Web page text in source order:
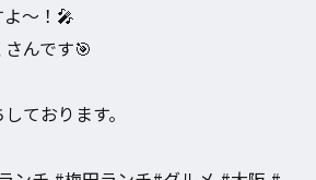
〜！🎤
んです🎯
ております。